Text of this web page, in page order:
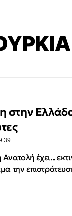
στην
έχει...
την